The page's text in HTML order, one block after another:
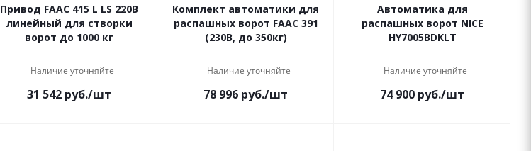
Привод FAAC 415 L LS 220В
линейный для створки
ворот до 1000 кг
Наличие уточняйте
31 542 руб./шт
Комплект автоматики для
распашных ворот FAAC 391
(230В, до 350кг)
Наличие уточняйте
78 996 руб./шт
Автоматика для
распашных ворот NICE
HY7005BDKLT
Наличие уточняйте
74 900 руб./шт